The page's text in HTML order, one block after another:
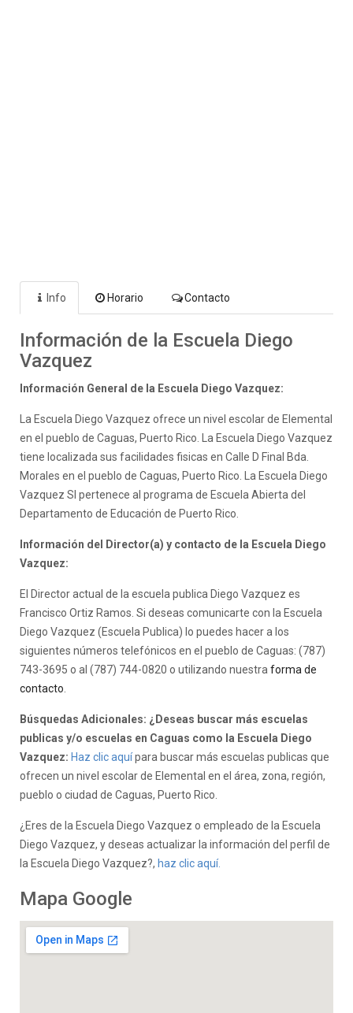
Info Horario Contacto
Información de la Escuela Diego
Vazquez
Información General de la Escuela Diego Vazquez:
La Escuela Diego Vazquez ofrece un nivel escolar de Elemental
en el pueblo de Caguas, Puerto Rico. La Escuela Diego Vazquez
tiene localizada sus facilidades fisicas en Calle D Final Bda.
Morales en el pueblo de Caguas, Puerto Rico. La Escuela Diego
Vazquez SI pertenece al programa de Escuela Abierta del
Departamento de Educación de Puerto Rico.
Información del Director(a) y contacto de la Escuela Diego
Vazquez:
El Director actual de la escuela publica Diego Vazquez es
Francisco Ortiz Ramos. Si deseas comunicarte con la Escuela
Diego Vazquez (Escuela Publica) lo puedes hacer a los
siguientes números telefónicos en el pueblo de Caguas: (787)
743-3695 o al (787) 744-0820 o utilizando nuestra forma de
contacto
Búsquedas Adicionales: ¿Deseas buscar más escuelas
publicas y/o escuelas en Caguas como la Escuela Diego
Vazquez: Haz clic aquípara buscar más escuelas publicas que
ofrecen un nivel escolar de Elemental en el área, zona, región,
pueblo o ciudad de Caguas, Puerto Rico.
¿Eres de la Escuela Diego Vazquez o empleado de la Escuela
Diego Vazquez, y deseas actualizar la información del perfil de
la Escuela Diego Vazquez?, haz clic aquí.
Mapa Google